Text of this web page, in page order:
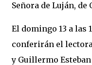
Señora de Luján, de
El domingo 13 a las
conferirán el
y Guillermo